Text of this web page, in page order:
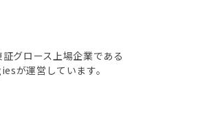
証グロース上場企業である
が運営しています。